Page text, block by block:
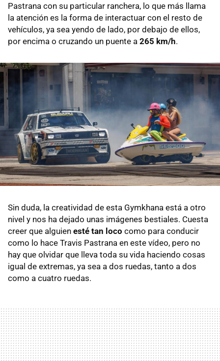
Pastrana con su particular ranchera, lo que más llama
la atención es la forma de interactuar con el resto de
vehículos, ya sea yendo de lado, por debajo de ellos,
por encima o cruzando un puente a 265 km/h.
Sin duda, la creatividad de esta Gymkhana está a otro
nivel y nos ha dejado unas imágenes bestiales. Cuesta
creer que alguien esté tan loco como para conducir
como lo hace Travis Pastrana en este vídeo, pero no
hay que olvidar que lleva toda su vida haciendo cosas
igual de extremas, ya sea a dos ruedas, tanto a dos
como a cuatro ruedas.